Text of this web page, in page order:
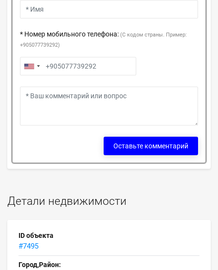
Детали недвижимости
ID объекта
#7495
Город,Район:
* Номер мобильного телефона: (С кодом страны. Пример:
+905077739292)
Оставьте комментарий